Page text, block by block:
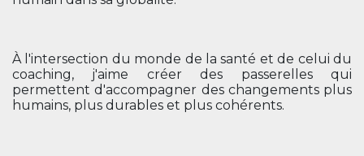
À l'intersection du monde de la santé et de celui du
coaching, j'aime créer des passerelles qui
permettent d'accompagner des changements plus
humains, plus durables et plus cohérents.